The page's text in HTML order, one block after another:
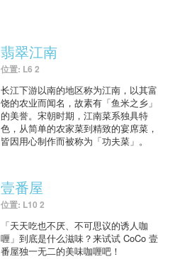
翡翠江南
位置: L6 2
长江下游以南的地区称为江南，以其富
饶的农业而闻名，故素有「鱼米之乡」
的美誉。宋朝时期，江南菜系独具特
色，从简单的农家菜到精致的宴席菜，
皆因用心制作而被称为「功夫菜」。
壹番屋
位置: L10 2
「天天吃也不厌、不可思议的诱人咖
喱」到底是什么滋味？来试试 CoCo 壹
番屋独一无二的美味咖喱吧！